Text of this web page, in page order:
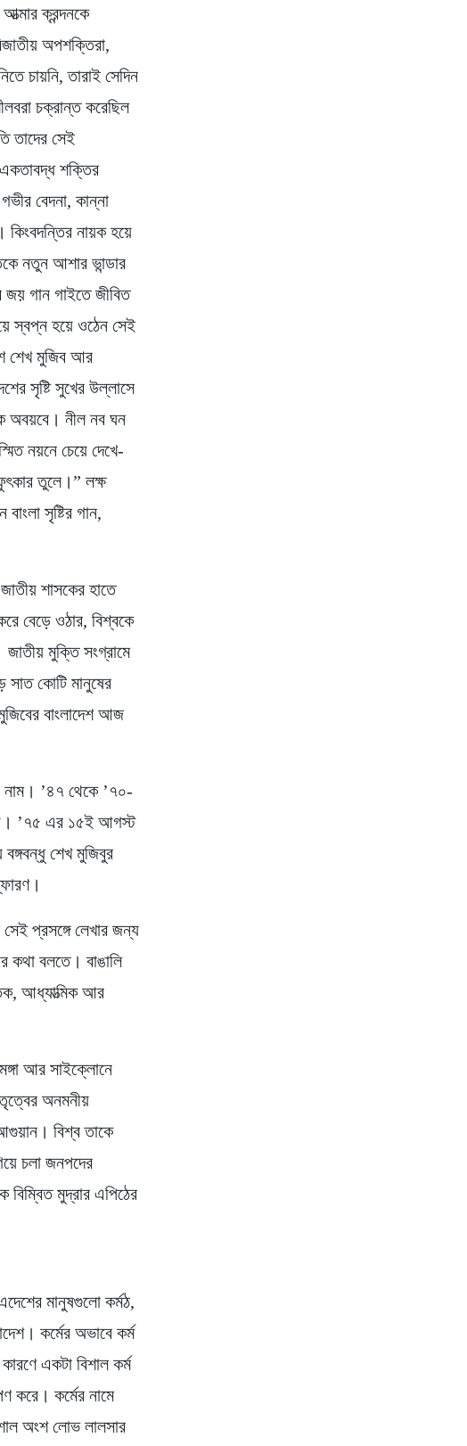
ক্রন্দনকে
অপশক্তিরা,
চায়নি, তারাই সেদিন
চক্রান্ত করেছিল
তাদের সেই
শক্তির
বেদনা, কান্না
কিংবদন্তির নায়ক হয়ে
নতুন আশার ভান্ডার
গান গাইতে জীবিত
স্বপ্ন হয়ে ওঠেন সেই
শেখ মুজিব আর
সৃষ্টি সুখের উল্লাসে
অবয়বে। নীল নব ঘন
নয়নে চেয়ে দেখে-
তুলে।” লক্ষ
সৃষ্টির গান,
জাতীয় শাসকের হাতে
বেড়ে ওঠার, বিশ্বকে
মুক্তি সংগ্রামে
সাত কোটি মানুষের
বাংলাদেশ আজ
নাম। ’৪৭ থেকে ’৭০-
’৭৫ এর ১৫ই আগস্ট
শেখ মুজিবুর
প্রসঙ্গে লেখার জন্য
কথা বলতে। বাঙালি
আধ্যাত্মিক আর
আর সাইক্লোনে
অনমনীয়
বিশ্ব তাকে
চলা জনপদের
বিম্বিত মুদ্রার এপিঠের
মানুষগুলো কর্মঠ,
কর্মের অভাবে কর্ম
একটা বিশাল কর্ম
করে। কর্মের নামে
অংশ লোভ লালসার